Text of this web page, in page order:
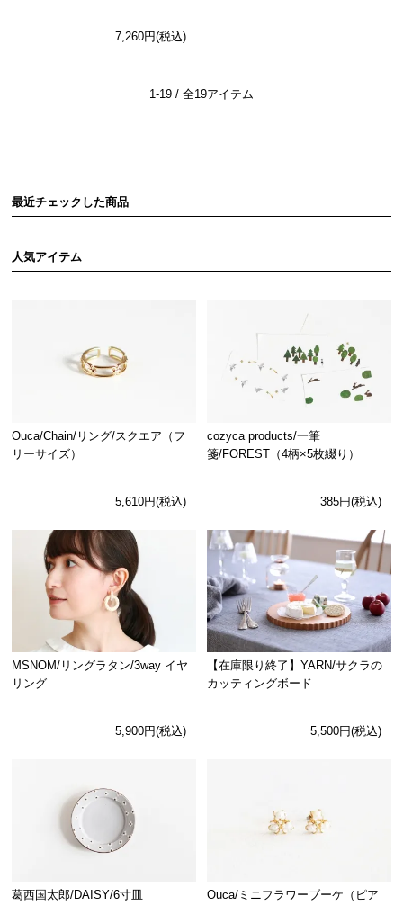
7,260円(税込)
1-19 / 全19アイテム
最近チェックした商品
人気アイテム
Ouca/Chain/リング/スクエア（フ
リーサイズ）
5,610円(税込)
cozyca products/一筆
箋/FOREST（4柄×5枚綴り）
385円(税込)
MSNOM/リングラタン/3way イヤ
リング
5,900円(税込)
【在庫限り終了】YARN/サクラの
カッティングボード
5,500円(税込)
葛西国太郎/DAISY/6寸皿
Ouca/ミニフラワーブーケ（ピア